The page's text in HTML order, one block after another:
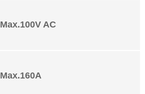
Max.100V AC
Max.160A